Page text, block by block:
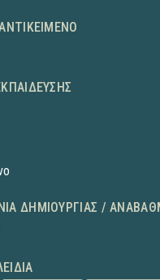
ΔΗΜΙΟΥΡΓΊΑΣ /